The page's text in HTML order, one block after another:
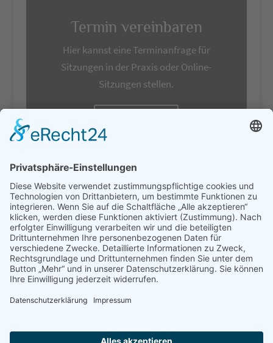
Termin vereinbaren
Hier kannst eine Terminanfrage für
Sitzungen in der Praxis oder Online-
Sitzungen stellen.
Infoletter
Neuigkeiten, Terminerinnerungen und
Inspirationen.
Du kannst dich hier direkt anmelden.